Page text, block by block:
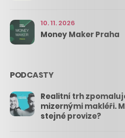
10. 11. 2026
Money Maker Praha
PODCASTY
Realitní trh
mizernými makléři.
stejné provize?